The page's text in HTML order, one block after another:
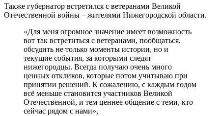
Также губернатор встретился с ветеранами Великой
Отечественной войны – жителями Нижегородской области.
«Для меня огромное значение имеет возможность
вот так встретиться с ветеранами, пообщаться,
обсудить не только моменты истории, но и
текущие события, за которыми следят
нижегородцы. Всегда получаю очень много
ценных откликов, которые потом учитываю при
принятии решений. К сожалению, с каждым годом
всё меньше становится участников Великой
Отечественной, и тем ценнее общение с теми, кто
сейчас рядом с нами»,